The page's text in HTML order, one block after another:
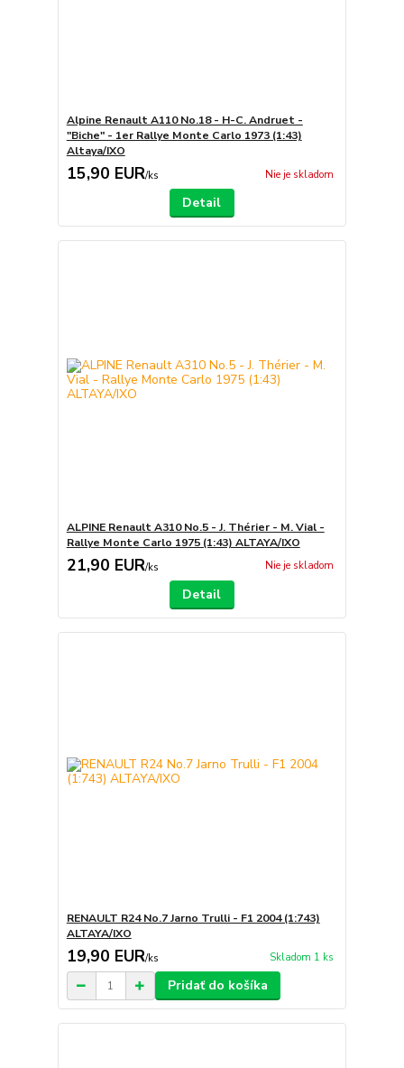
Alpine Renault A110 No.18 - H-C. Andruet -
"Biche" - 1er Rallye Monte Carlo 1973 (1:43)
Altaya/IXO
15,90 EUR/ks Nie je skladom
Detail
ALPINE Renault A310 No.5 - J. Thérier - M. Vial -
Rallye Monte Carlo 1975 (1:43) ALTAYA/IXO
21,90 EUR/ks Nie je skladom
Detail
RENAULT R24 No.7 Jarno Trulli - F1 2004 (1:743)
ALTAYA/IXO
19,90 EUR/ks Skladom 1 ks
Pridať do košíka